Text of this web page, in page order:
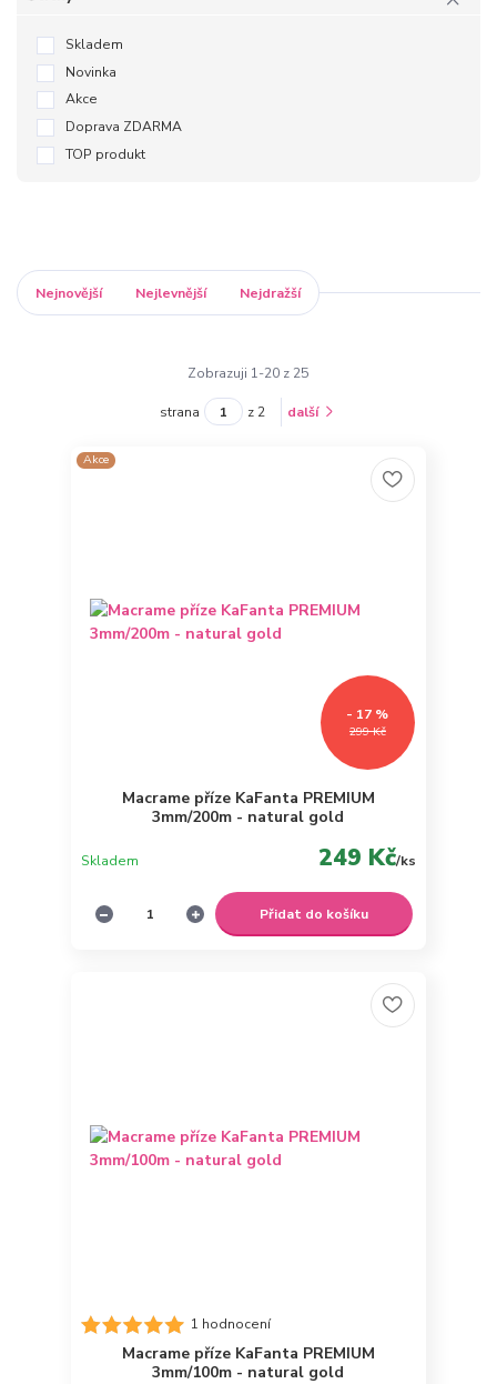
Skladem
Novinka
Akce
Doprava ZDARMA
TOP produkt
Nejnovější Nejlevnější Nejdražší
Zobrazuji 1-20 z 25
strana z 2 další
Akce
299 Kč
- 17 %
Macrame příze KaFanta PREMIUM
3mm/200m - natural gold
249 Kč/ks
Skladem
Přidat do košíku
1 hodnocení
Macrame příze KaFanta PREMIUM
3mm/100m - natural gold